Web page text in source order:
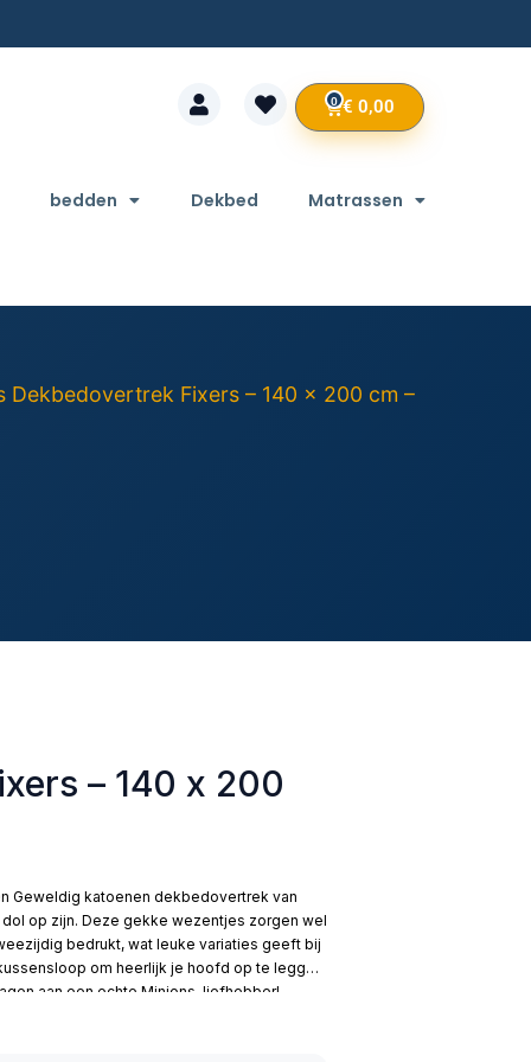
€ 0,00
0
bedden Dekbed Matrassen
Dekbedovertrek Fixers – 140 x 200 cm –
– 140 x 200
Geweldig katoenen dekbedovertrek van
op zijn. Deze gekke wezentjes zorgen wel
bedrukt, wat leuke variaties geeft bij
om heerlijk je hoofd op te leggen.
aan een echte Minions-liefhebber!